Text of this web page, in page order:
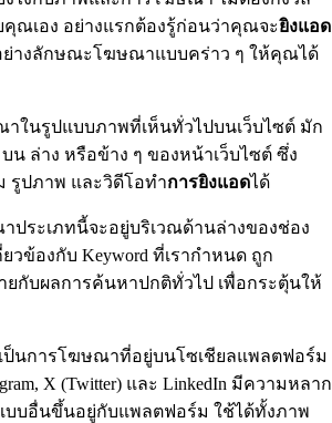
คุณเอง อย่างแรกต้องรู้ก่อนว่าคุณจะยิงแอด
ย่างลักษณะโฆษณาแบบคร่าว ๆ ให้คุณได้
ในรูปแบบภาพที่เห็นทั่วไปบนเว็บไซต์ มัก
บน ล่าง หรือข้าง ๆ ของหน้าเว็บไซต์ ซึ่ง
รูปภาพ และวิดีโอทำการยิงแอดได้
ประเภทนี้จะอยู่บริเวณด้านล่างของช่อง
วข้องกับ Keyword ที่เรากำหนด ถูก
กับผลการค้นหาปกติทั่วไป เพื่อกระตุ้นให้
ป็นการโฆษณาที่อยู่บนโซเชียลแพลตฟอร์ม
X (Twitter) และ LinkedIn มีความหลาก
บบอื่นขึ้นอยู่กับแพลตฟอร์ม ใช้ได้ทั้งภาพ